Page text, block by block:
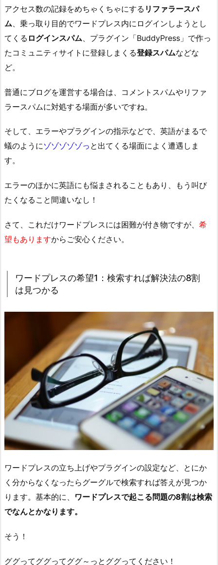
アクセス数の記録をめちゃくちゃにする リファラースパ
ム 、乗っ取り目的でワードプレス内にログインしようとし
てくる ログインスパム 、プラグイン「BuddyPress」で作っ
たコミュニティサイトに登録しまくる登録スパムなどな
ど。
普通にブログを運営する場合は、コメントスパムやリファ
ラースパムに対処する場面が多いですね。
そして、エラーやプラグインの指示などで、英語がまるで
蟻のようにゾゾゾゾゾっ と出てくる場面によく遭遇しま
す。
エラーのほかに英語にも悩まされることもあり、もう叫び
たくなること間違いなし！
さて、これだけワードプレスには困難が付き物ですが、 希
望もありますからご安心ください。
ワードプレスの希望1：検索すれば解決法の8割
は見つかる
ワードプレスの立ち上げやプラグインの設定など、とにか
く分からなくなったらグーグルで検索すれば答えが見つか
ります。基本的に、 ワードプレスで起こる問題の8割は検索
でなんとかなります。
そう！
ググってググってググ～っとググってください！